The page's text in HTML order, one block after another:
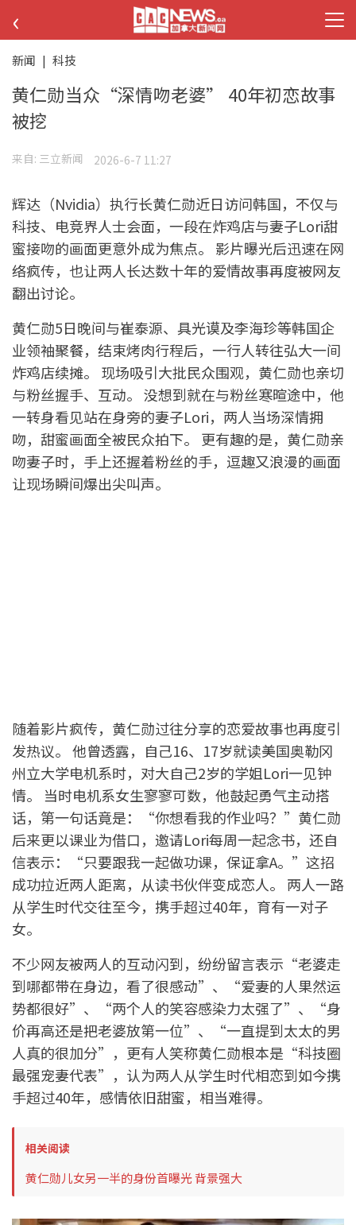
‹
新闻 | 科技
黄仁勋当众“深情吻老婆” 40年初恋故事
被挖
来自: 三立新闻 2026-6-7 11:27
辉达（Nvidia）执行长黄仁勋近日访问韩国，不仅与
科技、电竞界人士会面，一段在炸鸡店与妻子Lori甜
蜜接吻的画面更意外成为焦点。 影片曝光后迅速在网
络疯传，也让两人长达数十年的爱情故事再度被网友
翻出讨论。
黄仁勋5日晚间与崔泰源、具光谟及李海珍等韩国企
业领袖聚餐，结束烤肉行程后，一行人转往弘大一间
炸鸡店续摊。 现场吸引大批民众围观，黄仁勋也亲切
与粉丝握手、互动。 没想到就在与粉丝寒暄途中，他
一转身看见站在身旁的妻子Lori，两人当场深情拥
吻，甜蜜画面全被民众拍下。 更有趣的是，黄仁勋亲
吻妻子时，手上还握着粉丝的手，逗趣又浪漫的画面
让现场瞬间爆出尖叫声。
随着影片疯传，黄仁勋过往分享的恋爱故事也再度引
发热议。 他曾透露，自己16、17岁就读美国奥勒冈
州立大学电机系时，对大自己2岁的学姐Lori一见钟
情。 当时电机系女生寥寥可数，他鼓起勇气主动搭
话，第一句话竟是：“你想看我的作业吗？”黄仁勋
后来更以课业为借口，邀请Lori每周一起念书，还自
信表示：“只要跟我一起做功课，保证拿A。”这招
成功拉近两人距离，从读书伙伴变成恋人。 两人一路
从学生时代交往至今，携手超过40年，育有一对子
女。
不少网友被两人的互动闪到，纷纷留言表示“老婆走
到哪都带在身边，看了很感动”、“爱妻的人果然运
势都很好”、“两个人的笑容感染力太强了”、“身
价再高还是把老婆放第一位”、“一直提到太太的男
人真的很加分”，更有人笑称黄仁勋根本是“科技圈
最强宠妻代表”，认为两人从学生时代相恋到如今携
手超过40年，感情依旧甜蜜，相当难得。
相关阅读
黄仁勋儿女另一半的身份首曝光 背景强大